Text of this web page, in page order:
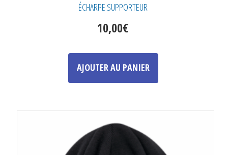
ÉCHARPE SUPPORTEUR
10,00€
AJOUTER AU PANIER